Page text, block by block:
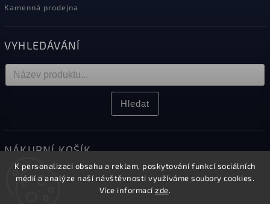
K personalizaci obsahu a reklam, poskytování funkcí sociálních
médií a analýze naší návštěvnosti využíváme soubory cookies.
Více informacízde.
Kamenná prodejna
VYHLEDÁVÁNÍ
Hledat
NÁKUPNÍ KOŠÍK
0ks /0 Kč